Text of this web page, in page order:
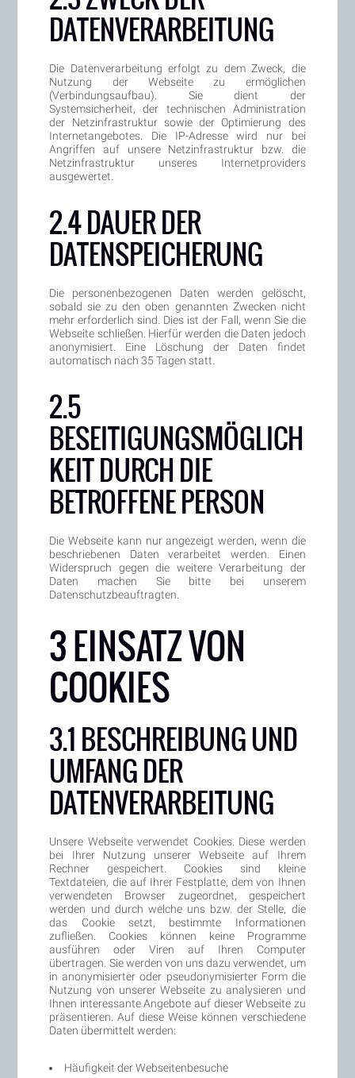
DATENVERARBEITUNG
Die Datenverarbeitung erfolgt zu dem Zweck, die
Nutzung der Webseite zu ermöglichen
(Verbindungsaufbau). Sie dient der
Systemsicherheit, der technischen Administration
der Netzinfrastruktur sowie der Optimierung des
Internetangebotes. Die IP-Adresse wird nur bei
Angriffen auf unsere Netzinfrastruktur bzw. die
Netzinfrastruktur unseres Internetproviders
ausgewertet.
2.4 DAUER DER
DATENSPEICHERUNG
Die personenbezogenen Daten werden gelöscht,
sobald sie zu den oben genannten Zwecken nicht
mehr erforderlich sind. Dies ist der Fall, wenn Sie die
Webseite schließen. Hierfür werden die Daten jedoch
anonymisiert. Eine Löschung der Daten findet
automatisch nach 35 Tagen statt.
2.5
BESEITIGUNGSMÖGLICH
KEIT DURCH DIE
BETROFFENE PERSON
Die Webseite kann nur angezeigt werden, wenn die
beschriebenen Daten verarbeitet werden. Einen
Widerspruch gegen die weitere Verarbeitung der
Daten machen Sie bitte bei unserem
Datenschutzbeauftragten.
3 EINSATZ VON
COOKIES
3.1 BESCHREIBUNG UND
UMFANG DER
DATENVERARBEITUNG
Unsere Webseite verwendet Cookies. Diese werden
bei Ihrer Nutzung unserer Webseite auf Ihrem
Rechner gespeichert. Cookies sind kleine
Textdateien, die auf Ihrer Festplatte, dem von Ihnen
verwendeten Browser zugeordnet, gespeichert
werden und durch welche uns bzw. der Stelle, die
das Cookie setzt, bestimmte Informationen
zufließen. Cookies können keine Programme
ausführen oder Viren auf Ihren Computer
übertragen. Sie werden von uns dazu verwendet, um
in anonymisierter oder pseudonymisierter Form die
Nutzung von unserer Webseite zu analysieren und
Ihnen interessante Angebote auf dieser Webseite zu
präsentieren. Auf diese Weise können verschiedene
Daten übermittelt werden:
Häufigkeit der Webseitenbesuche